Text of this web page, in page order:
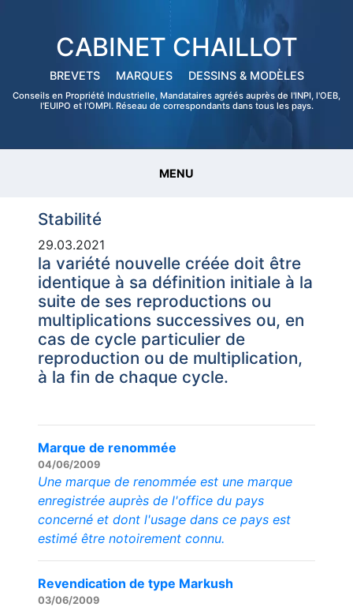
CABINET CHAILLOT
BREVETS MARQUES DESSINS & MODÈLES
Conseils en Propriété Industrielle, Mandataires agréés auprès de l'INPI, l'OEB,
l'EUIPO et l'OMPI. Réseau de correspondants dans tous les pays.
MENU
Stabilité
29.03.2021
la variété nouvelle créée doit être
identique à sa définition initiale à la
suite de ses reproductions ou
multiplications successives ou, en
cas de cycle particulier de
reproduction ou de multiplication,
à la fin de chaque cycle.
Marque de renommée
04/06/2009
Une marque de renommée est une marque
enregistrée auprès de l'office du pays
concerné et dont l'usage dans ce pays est
estimé être notoirement connu.
Revendication de type Markush
03/06/2009